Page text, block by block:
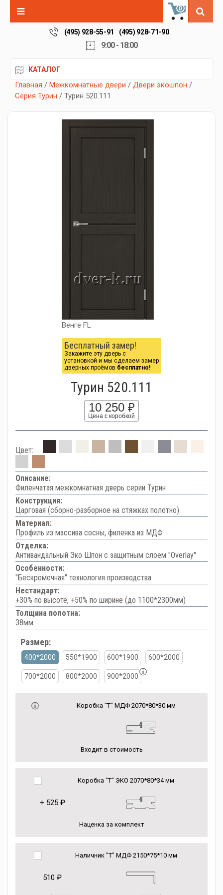
0
(495) 928-55-91 (495) 928-71-90
9:00 - 18:00
КАТАЛОГ
Главная / Межкомнатные двери / Двери экошпон /
Серия Турин / Турин 520.111
Венге FL
Бесплатный замер!
Закажите эту дверь с
установкой и мы сделаем замер
дверных проёмов бесплатно!
Турин 520.111
10 250 ₽
Цена с коробкой
Цвет:
Описание:
Филенчатая межкомнатная дверь серии Турин
Конструкция:
Царговая (сборно-разборное на стяжках полотно)
Материал:
Профиль из массива сосны, филенка из МДФ
Отделка:
Антивандальный Эко Шпон с защитным слоем "Overlay"
Особенности:
"Бескромочная" технология производства
Нестандарт:
+30% по высоте, +50% по ширине (до 1100*2300мм)
Толщина полотна:
38мм
Размер:
400*2000 550*1900 600*1900 600*2000
700*2000 800*2000 900*2000
Коробка "Т" МДФ 2070*80*30 мм
Входит в стоимость
Коробка "Т" ЭКО 2070*80*34 мм
+ 525 ₽
Наценка за комплект
Наличник "Т" МДФ 2150*75*10 мм
510 ₽